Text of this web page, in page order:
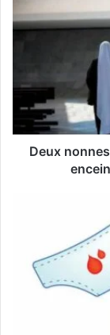
r
Deux